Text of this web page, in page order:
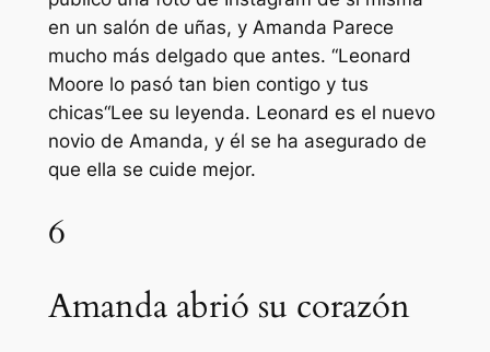
en un salón de uñas, y Amanda Parece
mucho más delgado que antes. “Leonard
Moore lo pasó tan bien contigo y tus
chicas“Lee su leyenda. Leonard es el nuevo
novio de Amanda, y él se ha asegurado de
que ella se cuide mejor.
6
Amanda abrió su corazón